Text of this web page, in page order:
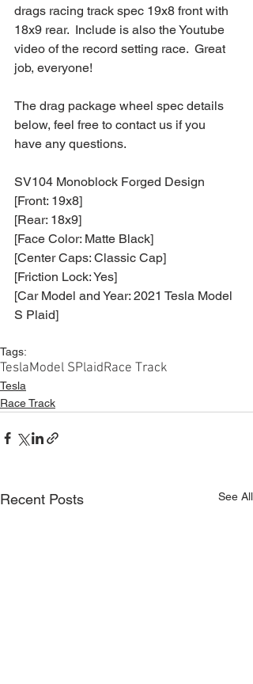
drags racing track spec 19x8 front with
18x9 rear.  Include is also the Youtube
video of the record setting race.  Great
job, everyone!
The drag package wheel spec details
below, feel free to contact us if you
have any questions.
SV104 Monoblock Forged Design
[Front: 19x8]
[Rear: 18x9]
[Face Color: Matte Black]
[Center Caps: Classic Cap]
[Friction Lock: Yes]
[Car Model and Year: 2021 Tesla Model
S Plaid]
Tags:
TeslaModel SPlaidRace Track
Tesla
Race Track
Recent Posts See All